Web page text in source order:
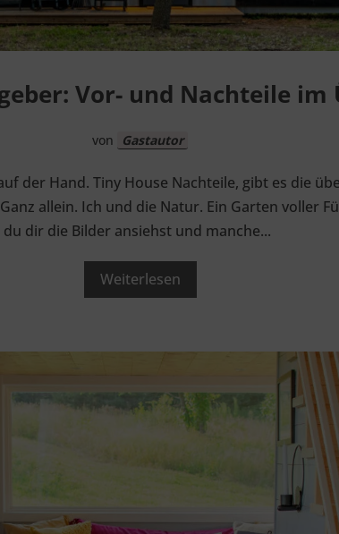
Vor- und Nachteile im
von Gastautor
der Hand. Tiny House Nachteile, gibt es die
allein. Ich und die Natur. Ein Garten voller
dir die Bilder ansiehst und manche...
Weiterlesen